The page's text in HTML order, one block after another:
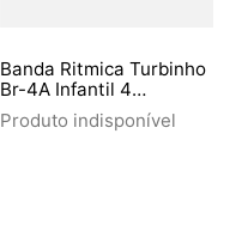
Banda Ritmica Turbinho
Br-4A Infantil 4
Instrumentos
Produto indisponível